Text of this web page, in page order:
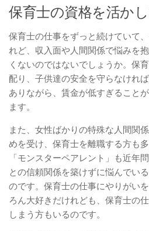
保育士の資格を活か
保育士の仕事をずっと続けていて
れど、収入面や人間関係で悩みを
くないのではないでしょうか。保
配り、子供達の安全を守らなけれ
ありながら、賃金が低すぎること
ます。
また、女性ばかりの特殊な人間関
めを受け、保育士を離職する方も
「モンスターペアレント」も近年
との信頼関係を築けずに悩んでい
のです。保育士の仕事にやりがい
ろん大好きだけれども、保育士の
しまう方もいるのです。